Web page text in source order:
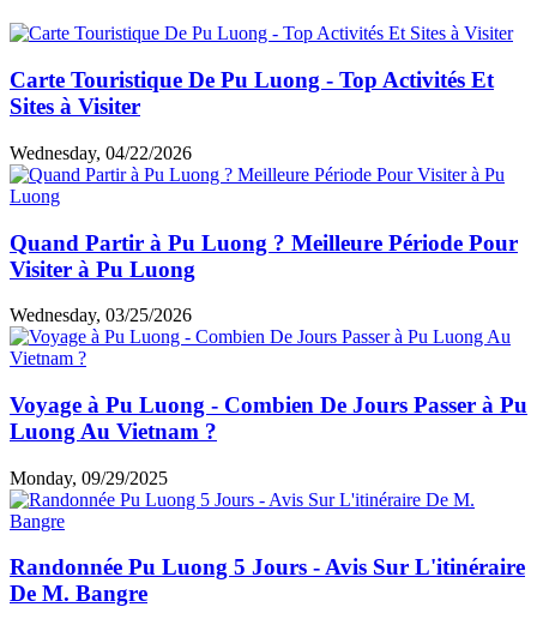
Carte Touristique De Pu Luong - Top Activités Et
Sites à Visiter
Wednesday, 04/22/2026
Quand Partir à Pu Luong ? Meilleure Période Pour
Visiter à Pu Luong
Wednesday, 03/25/2026
Voyage à Pu Luong - Combien De Jours Passer à Pu
Luong Au Vietnam ?
Monday, 09/29/2025
Randonnée Pu Luong 5 Jours - Avis Sur L'itinéraire
De M. Bangre